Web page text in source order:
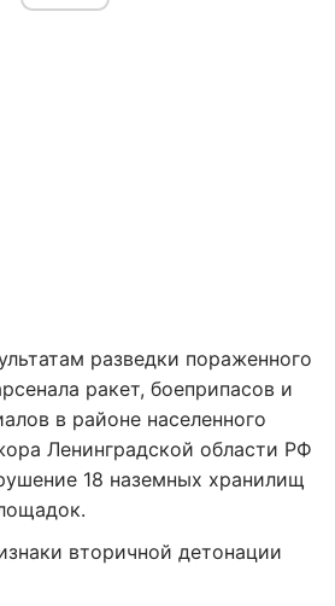
разведки пораженного
ракет, боеприпасов и
в районе населенного
Ленинградской области РФ
18 наземных хранилищ
вторичной детонации